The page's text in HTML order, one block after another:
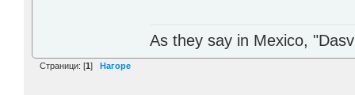
As they say in Mexico,
Страници: [1 ] Нагоре